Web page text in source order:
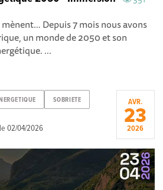
Depuis 7 mois nous avons
un monde de 2050 et son
...
SOBRIETE
02/04/2026
AVR.
23
2026